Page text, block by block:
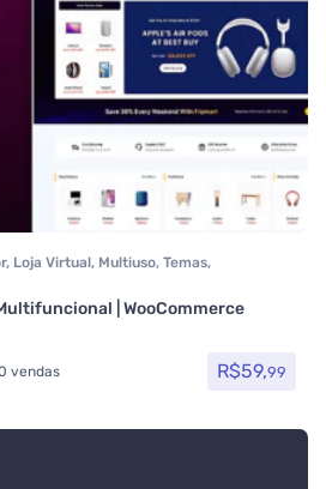
, Loja Virtual, Multiuso, Temas,
| WooCommerce
vendas R$59,99